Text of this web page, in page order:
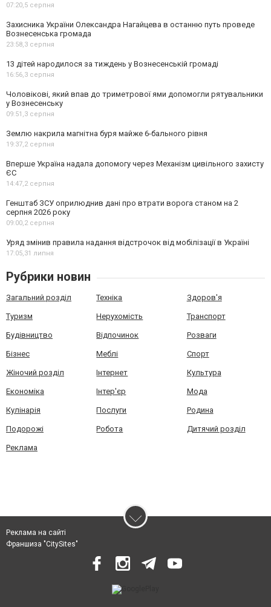
07:20,5 серпня
Захисника України Олександра Нагайцева в останню путь проведе
Вознесенська громада
23:58,3 серпня
13 дітей народилося за тиждень у Вознесенській громаді
16:56,3 серпня
Чоловікові, який впав до триметрової ями допомогли рятувальники
у Вознесенську
09:51,3 серпня
Землю накрила магнітна буря майже 6-бального рівня
19:37,2 серпня
Вперше Україна надала допомогу через Механізм цивільного захисту
ЄС
14:47,2 серпня
Генштаб ЗСУ оприлюднив дані про втрати ворога станом на 2
серпня 2026 року
09:00,2 серпня
Уряд змінив правила надання відстрочок від мобілізації в Україні
17:05,31 липня
Рубрики новин
Загальний розділ Техніка Здоров'я
Туризм Нерухомість Транспорт
Будівництво Відпочинок Розваги
Бізнес Меблі Спорт
Жіночий розділ Інтернет Культура
Економіка Інтер'єр Мода
Кулінарія Послуги Родина
Подорожі Робота Дитячий розділ
Реклама
Реклама на сайті
Франшиза "CitySites"